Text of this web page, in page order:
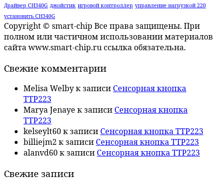
Драйвер CH340G джойстик игровой контроллер управление нагрузкой 220
установить CH340G
Copyright © smart-chip Все права защищены. При
полном или частичном использовании материалов
сайта www.smart-chip.ru ссылка обязательна.
Свежие комментарии
Melisa Welbyк записи Сенсорная кнопка
TTP223
Marya Jenaye к записи Сенсорная кнопка
TTP223
kelseylt60к записи Сенсорная кнопка TTP223
billiejm2 к записи Сенсорная кнопка TTP223
alanvd60к записи Сенсорная кнопка TTP223
Свежие записи